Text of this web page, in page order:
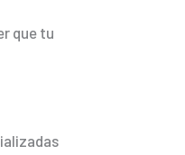
que tu